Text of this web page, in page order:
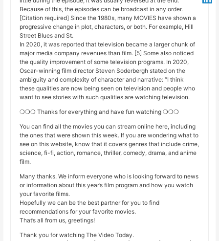
Because of this, the episodes can be broadcast in any order.
[Citation required] Since the 1980s, many MOVIES have shown a
progressive change in plot, characters, or both. For example, Hill
Street Blues and St.
In 2020, it was reported that television became a larger chunk of
major media company revenues than film. [5] Some also noticed
the quality improvement of some television programs. In 2020,
Oscar-winning film director Steven Soderbergh stated on the
ambiguity and complexity of character and narrative: “I think
these qualities are now being seen on television and people who
want to see stories with such qualities are watching television.
❍❍❍ Thanks for everything and have fun watching ❍❍❍
You can find all the movies you can stream online here, including
the ones that were shown this week. If you are wondering what to
see on this website, know that it covers genres that include crime,
science, fi-fi, action, romance, thriller, comedy, drama, and anime
film.
Many thanks. We inform everyone who is looking forward to news
or information about this year’s film program and how you watch
your favorite films.
Hopefully we can be the best partner for you to find
recommendations for your favorite movies.
That’s all from us, greetings!
Thank you for watching The Video Today.